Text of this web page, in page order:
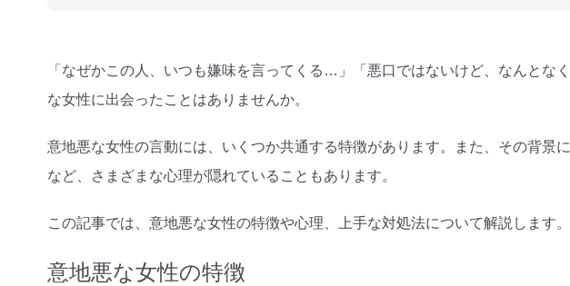
「なぜかこの人、いつも嫌味を言ってくる…」「悪口ではないけど、なんとな
な女性に出会ったことはありませんか。
意地悪な女性の言動には、いくつか共通する特徴があります。また、その背景
など、さまざまな心理が隠れていることもあります。
この記事では、意地悪な女性の特徴や心理、上手な対処法について解説します。
意地悪な女性の特徴